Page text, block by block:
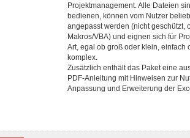
Projektmanagement. Alle Dateien
bedienen, können vom Nutzer
angepasst werden (nicht geschützt,
Makros/VBA) und eignen sich für
Art, egal ob groß oder klein, einfach
komplex.
Zusätzlich enthält das Paket eine
PDF-Anleitung mit Hinweisen zur
Anpassung und Erweiterung der